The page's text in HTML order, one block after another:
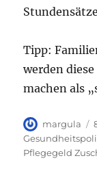
Tipp:
werden
machen als
Autor
margula
Pflegegeld